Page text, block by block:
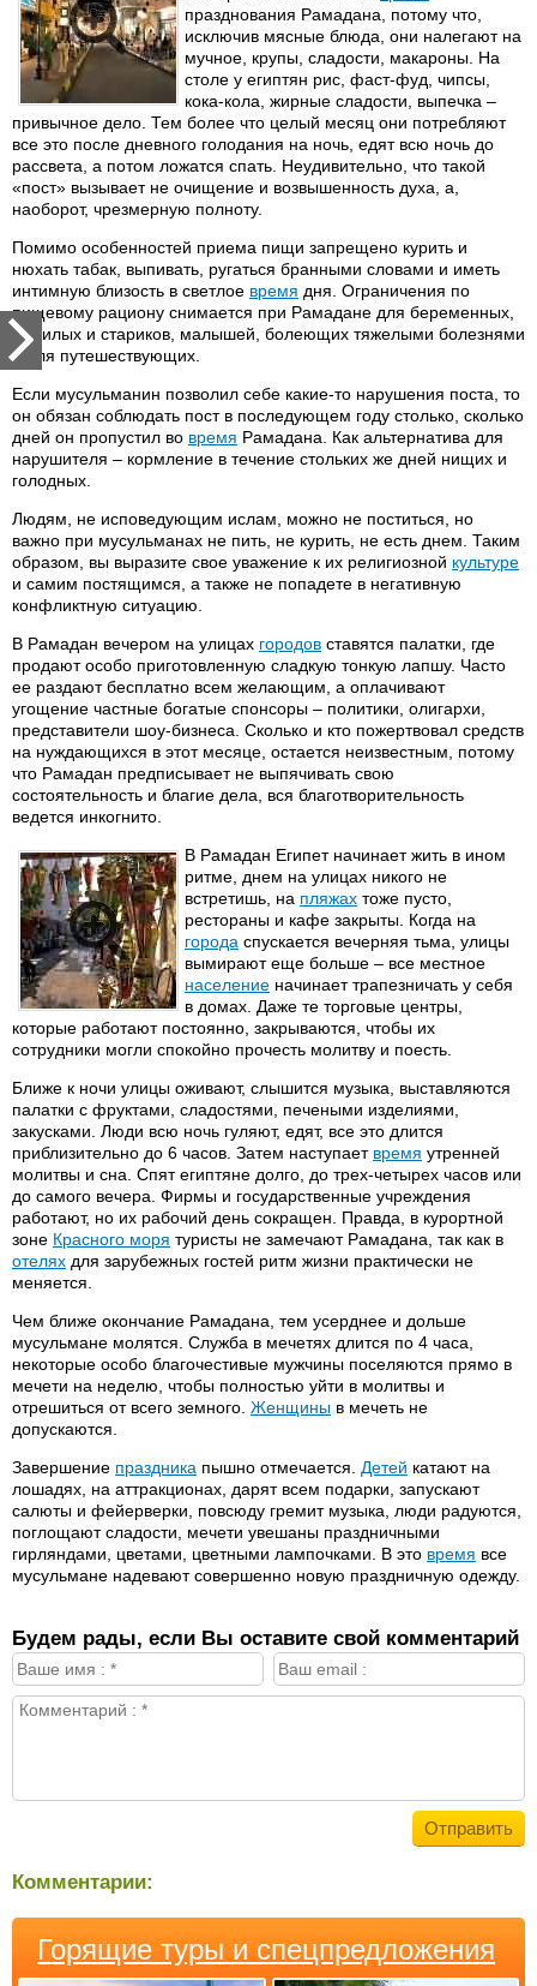
празднования Рамадана, потому что,
исключив мясные блюда, они налегают на
мучное, крупы, сладости, макароны. На
столе у египтян рис, фаст-фуд, чипсы,
кока-кола, жирные сладости, выпечка –
привычное дело. Тем более что целый месяц они потребляют
все это после дневного голодания на ночь, едят всю ночь до
рассвета, а потом ложатся спать. Неудивительно, что такой
«пост» вызывает не очищение и возвышенность духа, а,
наоборот, чрезмерную полноту.
Помимо особенностей приема пищи запрещено курить и
нюхать табак, выпивать, ругаться бранными словами и иметь
интимную близость в светлое время дня. Ограничения по
пищевому рациону снимается при Рамадане для беременных,
пожилых и стариков, малышей, болеющих тяжелыми болезнями
и для путешествующих.
Если мусульманин позволил себе какие-то нарушения поста, то
он обязан соблюдать пост в последующем году столько, сколько
дней он пропустил во время Рамадана. Как альтернатива для
нарушителя – кормление в течение стольких же дней нищих и
голодных.
Людям, не исповедующим ислам, можно не поститься, но
важно при мусульманах не пить, не курить, не есть днем. Таким
образом, вы выразите свое уважение к их религиозной культуре
и самим постящимся, а также не попадете в негативную
конфликтную ситуацию.
В Рамадан вечером на улицах городов ставятся палатки, где
продают особо приготовленную сладкую тонкую лапшу. Часто
ее раздают бесплатно всем желающим, а оплачивают
угощение частные богатые спонсоры – политики, олигархи,
представители шоу-бизнеса. Сколько и кто пожертвовал средств
на нуждающихся в этот месяце, остается неизвестным, потому
что Рамадан предписывает не выпячивать свою
состоятельность и благие дела, вся благотворительность
ведется инкогнито.
В Рамадан Египет начинает жить в ином
ритме, днем на улицах никого не
встретишь, на пляжах тоже пусто,
рестораны и кафе закрыты. Когда на
города спускается вечерняя тьма, улицы
вымирают еще больше – все местное
население начинает трапезничать у себя
в домах. Даже те торговые центры,
которые работают постоянно, закрываются, чтобы их
сотрудники могли спокойно прочесть молитву и поесть.
Ближе к ночи улицы оживают, слышится музыка, выставляются
палатки с фруктами, сладостями, печеными изделиями,
закусками. Люди всю ночь гуляют, едят, все это длится
приблизительно до 6 часов. Затем наступает время утренней
молитвы и сна. Спят египтяне долго, до трех-четырех часов или
до самого вечера. Фирмы и государственные учреждения
работают, но их рабочий день сокращен. Правда, в курортной
зоне Красного моря туристы не замечают Рамадана, так как в
отелях для зарубежных гостей ритм жизни практически не
меняется.
Чем ближе окончание Рамадана, тем усерднее и дольше
мусульмане молятся. Служба в мечетях длится по 4 часа,
некоторые особо благочестивые мужчины поселяются прямо в
мечети на неделю, чтобы полностью уйти в молитвы и
отрешиться от всего земного. Женщины в мечеть не
допускаются.
Завершение праздника пышно отмечается. Детей катают на
лошадях, на аттракционах, дарят всем подарки, запускают
салюты и фейерверки, повсюду гремит музыка, люди радуются,
поглощают сладости, мечети увешаны праздничными
гирляндами, цветами, цветными лампочками. В это время все
мусульмане надевают совершенно новую праздничную одежду.
Будем рады, если Вы оставите свой комментарий
Комментарии:
Горящие туры и спецпредложения